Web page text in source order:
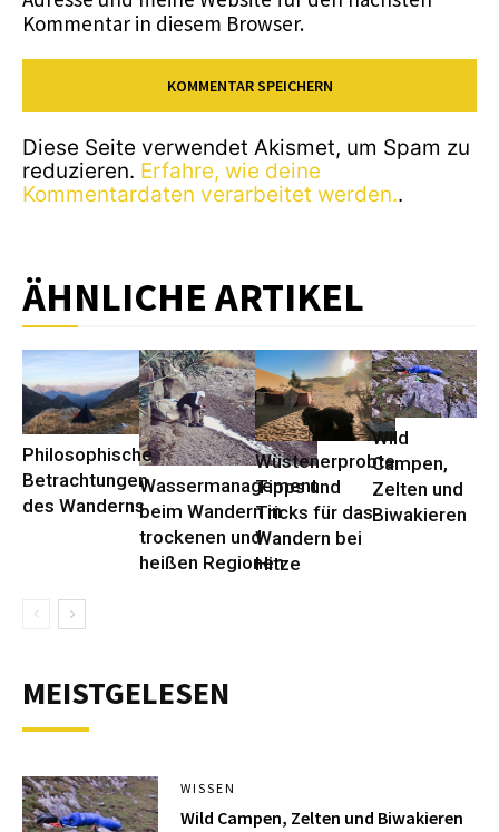
Kommentar in diesem Browser.
Diese Seite verwendet Akismet, um Spam zu
reduzieren. Erfahre, wie deine
Kommentardaten verarbeitet werden..
ÄHNLICHE ARTIKEL
Philosophische
Betrachtungen
des Wanderns
Wassermanagement
beim Wandern in
trockenen und
heißen Regionen
Wüstenerprobte
Tipps und
Tricks für das
Wandern bei
Hitze
Wild
Campen,
Zelten und
Biwakieren
MEISTGELESEN
WISSEN
Wild Campen, Zelten und Biwakieren